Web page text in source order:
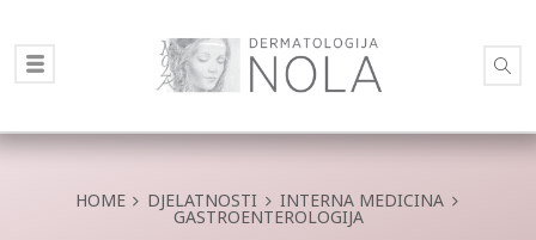
HOME DJELATNOSTI INTERNA MEDICINA
GASTROENTEROLOGIJA